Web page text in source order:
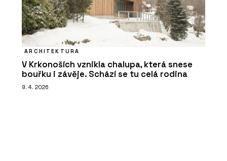
ARCHITEKTURA
V Krkonoších vznikla chalupa, která snese
bouřku i závěje. Schází se tu celá rodina
9. 4. 2026